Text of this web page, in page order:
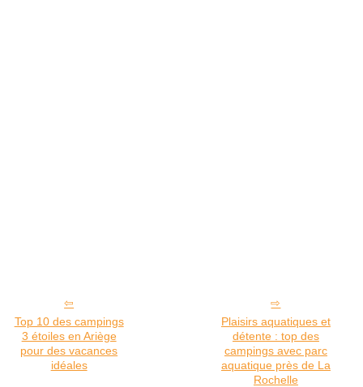
Top 10 des campings
3 étoiles en Ariège
pour des vacances
idéales
Plaisirs aquatiques et
détente : top des
campings avec parc
aquatique près de La
Rochelle